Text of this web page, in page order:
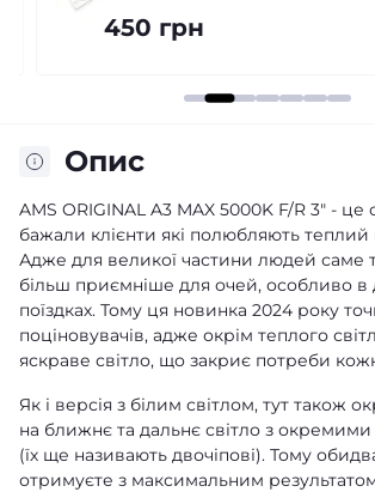
450 грн
Опис
AMS ORIGINAL A3 MAX 5000K F/R 3" -
бажали клієнти які полюбляють теплий
Адже для великої частини людей саме
більш приємніше для очей, особливо в
поїздках. Тому ця новинка 2024 року
поціновувачів, адже окрім теплого
яскраве світло, що закриє потреби
Як і версія з білим світлом, тут також
на ближнє та дальнє світло з окремими
(їх ще називають двочіпові). Тому
отримуєте з максимальним